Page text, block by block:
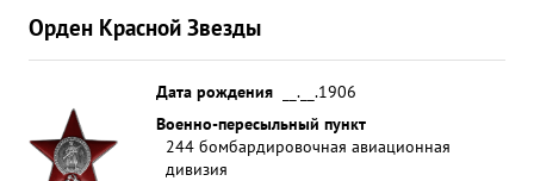
Орден Красной Звезды
Дата рождения
__.__.1906
Военно-пересыльный пункт
244 бомбардировочная авиационная
дивизия